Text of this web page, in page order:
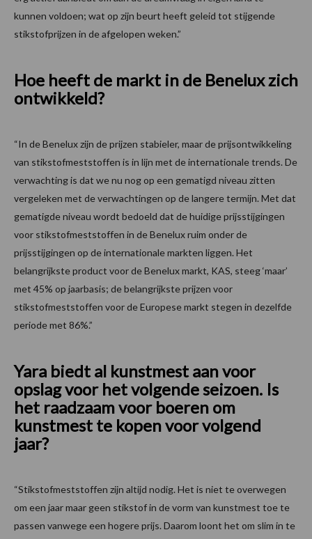
kunnen voldoen; wat op zijn beurt heeft geleid tot stijgende
stikstofprijzen in de afgelopen weken.”
Hoe heeft de markt in de Benelux zich
ontwikkeld?
“In de Benelux zijn de prijzen stabieler, maar de prijsontwikkeling
van stikstofmeststoffen is in lijn met de internationale trends. De
verwachting is dat we nu nog op een gematigd niveau zitten
vergeleken met de verwachtingen op de langere termijn. Met dat
gematigde niveau wordt bedoeld dat de huidige prijsstijgingen
voor stikstofmeststoffen in de Benelux ruim onder de
prijsstijgingen op de internationale markten liggen. Het
belangrijkste product voor de Benelux markt, KAS, steeg ‘maar’
met 45% op jaarbasis; de belangrijkste prijzen voor
stikstofmeststoffen voor de Europese markt stegen in dezelfde
periode met 86%.”
Yara biedt al kunstmest aan voor
opslag voor het volgende seizoen. Is
het raadzaam voor boeren om
kunstmest te kopen voor volgend
jaar?
“Stikstofmeststoffen zijn altijd nodig. Het is niet te overwegen
om een jaar maar geen stikstof in de vorm van kunstmest toe te
passen vanwege een hogere prijs. Daarom loont het om slim in te